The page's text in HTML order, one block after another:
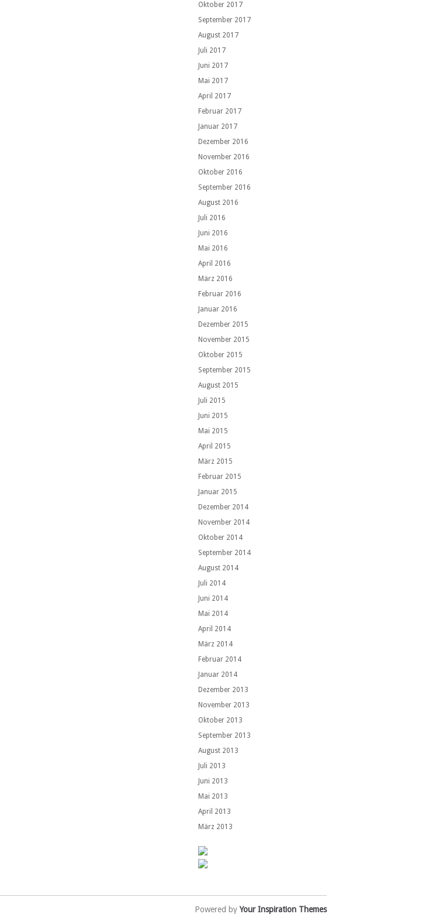
Oktober 2017
September 2017
August 2017
Juli 2017
Juni 2017
Mai 2017
April 2017
Februar 2017
Januar 2017
Dezember 2016
November 2016
Oktober 2016
September 2016
August 2016
Juli 2016
Juni 2016
Mai 2016
April 2016
März 2016
Februar 2016
Januar 2016
Dezember 2015
November 2015
Oktober 2015
September 2015
August 2015
Juli 2015
Juni 2015
Mai 2015
April 2015
März 2015
Februar 2015
Januar 2015
Dezember 2014
November 2014
Oktober 2014
September 2014
August 2014
Juli 2014
Juni 2014
Mai 2014
April 2014
März 2014
Februar 2014
Januar 2014
Dezember 2013
November 2013
Oktober 2013
September 2013
August 2013
Juli 2013
Juni 2013
Mai 2013
April 2013
März 2013
Powered byYour Inspiration Themes